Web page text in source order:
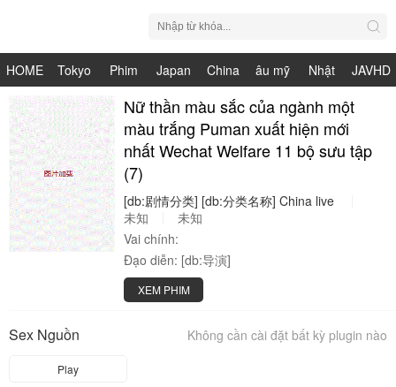
HOME
Tokyo
Hot
Phim
Nhật
Bản
Japan
HDV
China
live
âu mỹ
Nhật
Bản
JAVHD
Nữ thần màu sắc của ngành một
màu trắng Puman xuất hiện mới
nhất Wechat Welfare 11 bộ sưu tập
(7)
[db:剧情分类] [db:分类名称] China live
未知
未知
Vai chính:
Đạo diễn: [db:导演]
XEM PHIM
Không cần cài đặt bất kỳ plugin nào
Sex Nguồn
Play